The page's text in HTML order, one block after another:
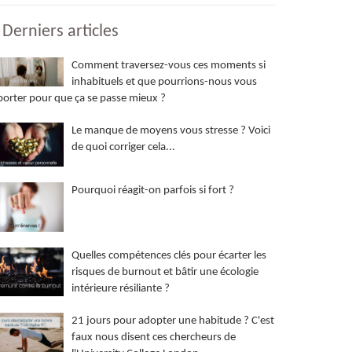
articles
Comment traversez-vous ces moments si
inhabituels et que pourrions-nous vous
pour que ça se passe mieux ?
Le manque de moyens vous stresse ? Voici
de quoi corriger cela...
Pourquoi réagit-on parfois si fort ?
Quelles compétences clés pour écarter les
risques de burnout et bâtir une écologie
intérieure résiliante ?
21 jours pour adopter une habitude ? C'est
faux nous disent ces chercheurs de